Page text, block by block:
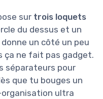
sur trois loquets
du dessus et un
un côté un peu
ça ne fait pas gadget.
séparateurs pour
que tu bouges un
organisation ultra